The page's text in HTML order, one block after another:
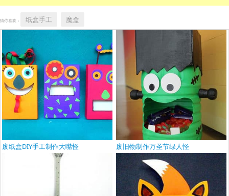
猜你喜欢： 纸盒手工 魔盒
废纸盒DIY手工制作大嘴怪 废旧物制作万圣节绿人怪